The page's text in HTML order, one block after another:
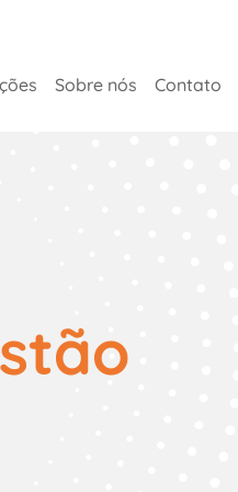
Sobre nós Contato